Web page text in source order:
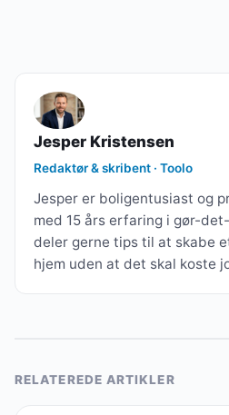
Jesper Kristensen
Redaktør & skribent · Toolo
Jesper er boligentusiast og
med 15 års erfaring i gør-
deler gerne tips til at skabe
hjem uden at det skal koste
RELATEREDE ARTIKLER